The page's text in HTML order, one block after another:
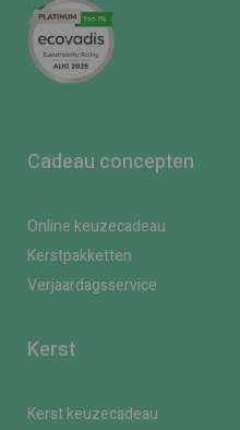
Cadeau concepten
Online keuzecadeau
Kerstpakketten
Verjaardagsservice
Kerst
Kerst keuzecadeau